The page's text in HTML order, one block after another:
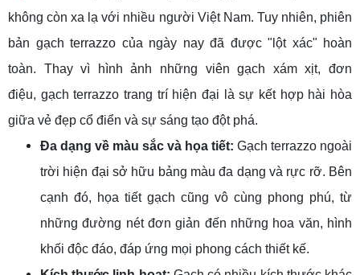
không còn xa lạ với nhiều người Việt Nam. Tuy nhiên, phiên
bản gạch terrazzo của ngày nay đã được "lột xác" hoàn
toàn. Thay vì hình ảnh những viên gạch xám xịt, đơn
điệu, gạch terrazzo trang trí hiện đại là sự kết hợp hài hòa
giữa vẻ đẹp cổ điển và sự sáng tạo đột phá.
Đa dạng về màu sắc và họa tiết: Gạch terrazzo ngoài
trời hiện đại sở hữu bảng màu đa dạng và rực rỡ. Bên
cạnh đó, họa tiết gạch cũng vô cùng phong phú, từ
những đường nét đơn giản đến những hoa văn, hình
khối độc đáo, đáp ứng mọi phong cách thiết kế.